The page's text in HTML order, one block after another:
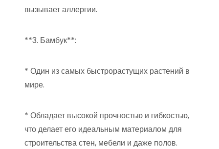
вызывает аллергии.
**3. Бамбук**:
* Один из самых быстрорастущих растений в
мире.
* Обладает высокой прочностью и гибкостью,
что делает его идеальным материалом для
строительства стен, мебели и даже полов.